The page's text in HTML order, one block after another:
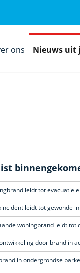
ons Nieuws uit
leidt tot gewonde
door brand in
in ondergrondse